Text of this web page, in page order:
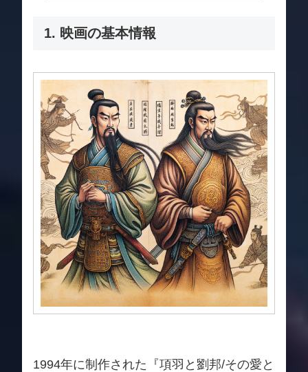
1. 映画の基本情報
1994年に制作された『項羽と劉邦/その愛と